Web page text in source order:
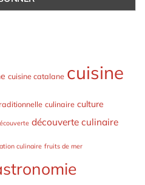
cuisine catalane cuisine
culinaire culture
découverte culinaire
culinaire fruits de mer